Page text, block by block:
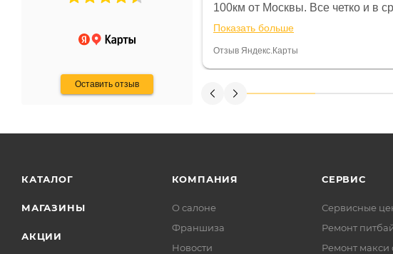
Оставить отзыв
и дают только на год)
100км от Москвы. Все четко и в
спидометре всегда был 0, при
постоянно были на связи и в
Считаю, что это говорит о
Показать больше
Отзыв Яндекс.Карты
КАТАЛОГ
МАГАЗИНЫ
АКЦИИ
КОМПАНИЯ
О салоне
Франшиза
Новости
СЕРВИС
Сервисные
Ремонт
Ремонт макси